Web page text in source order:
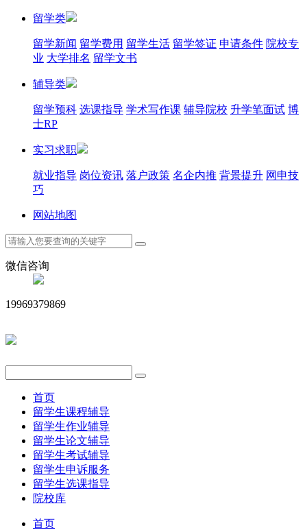
留学类
留学新闻 留学费用 留学生活 留学签证 申请条件 院校专
业 大学排名 留学文书
辅导类
留学预科 选课指导 学术写作课 辅导院校 升学笔面试 博
士RP
实习求职
就业指导 岗位资讯 落户政策 名企内推 背景提升 网申技
巧
网站地图
微信咨询
19969379869
首页
留学生课程辅导
留学生作业辅导
留学生论文辅导
留学生考试辅导
留学生申诉服务
留学生选课指导
院校库
首页